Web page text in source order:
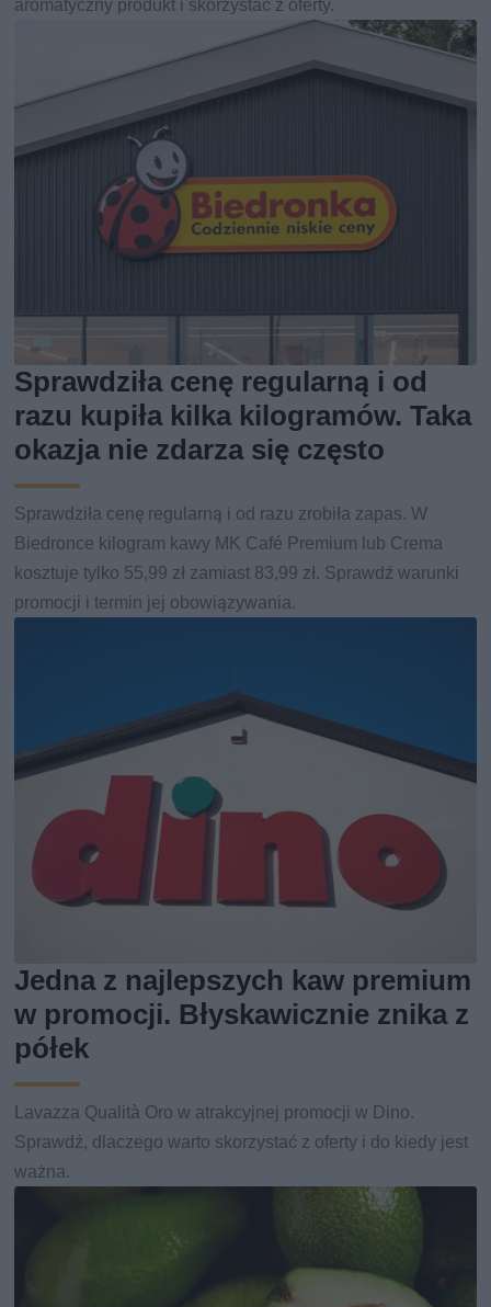
aromatyczny produkt i skorzystać z oferty.
Sprawdziła cenę regularną i od
razu kupiła kilka kilogramów. Taka
okazja nie zdarza się często
Sprawdziła cenę regularną i od razu zrobiła zapas. W
Biedronce kilogram kawy MK Café Premium lub Crema
kosztuje tylko 55,99 zł zamiast 83,99 zł. Sprawdź warunki
promocji i termin jej obowiązywania.
Jedna z najlepszych kaw premium
w promocji. Błyskawicznie znika z
półek
Lavazza Qualità Oro w atrakcyjnej promocji w Dino.
Sprawdź, dlaczego warto skorzystać z oferty i do kiedy jest
ważna.